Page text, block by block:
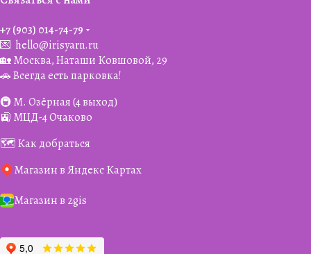
+7 (903) 014-74-79‬
💌 hello@irisyarn.ru
🏡 Москва, Наташи Ковшовой, 29
🚗 Всегда есть парковка!
🚇 М. Озёрная (4 выход)
🚉 МЦД-4 Очаково
🗺️ Как добраться
Магазин в Яндекс Картах
Магазин в 2gis